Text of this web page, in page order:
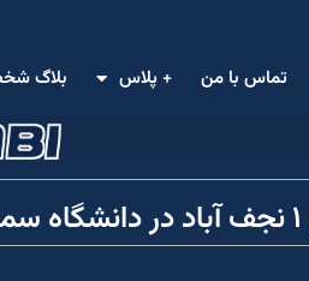
تماس با من + پلاس بلاگ